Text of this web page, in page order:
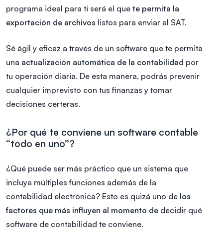
programa ideal para ti será el que te permita la
exportación de archivos listos para enviar al SAT.
Sé ágil y eficaz a través de un software que te permita
una actualización automática de la contabilidad por
tu operación diaria. De esta manera, podrás prevenir
cualquier imprevisto con tus finanzas y tomar
decisiones certeras.
¿Por qué te conviene un software contable
“todo en uno”?
¿Qué puede ser más práctico que un sistema que
incluya múltiples funciones además de la
contabilidad electrónica? Esto es quizá uno de los
factores que más influyen al momento de decidir qué
software de contabilidad te conviene.